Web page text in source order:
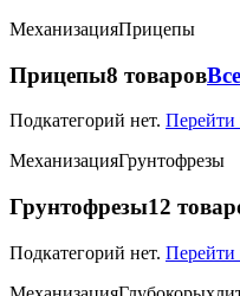
МеханизацияПрицепы
Прицепы8 товаров
Подкатегорий нет. Перейти
МеханизацияГрунтофрезы
Грунтофрезы12
Подкатегорий нет. Перейти